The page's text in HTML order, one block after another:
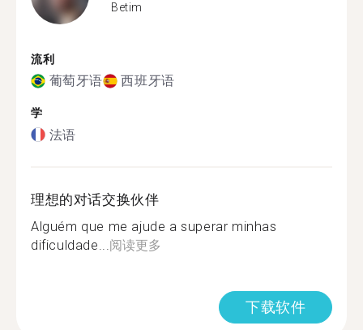
Betim
流利
葡萄牙语 西班牙语
学
法语
理想的对话交换伙伴
Alguém que me ajude a superar minhas
dificuldade... 阅读更多
下载软件